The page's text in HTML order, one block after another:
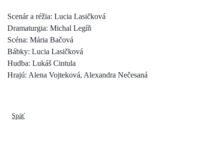
Scenár a réžia: Lucia Lasičková
Dramaturgia: Michal Legíň
Scéna: Mária Bačová
Bábky: Lucia Lasičková
Hudba: Lukáš Cintula
Hrajú: Alena Vojteková, Alexandra Nečesaná
Späť